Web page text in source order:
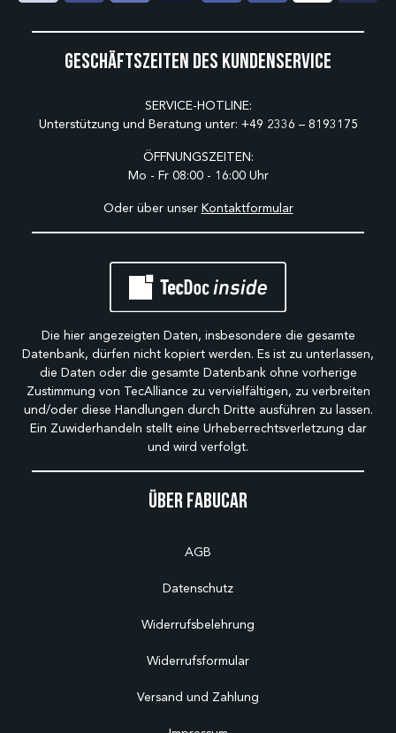
Über Fabucar
AGB
Datenschutz
Widerrufsbelehrung
Widerrufsformular
Versand und Zahlung
Geschäftszeiten des Kundenservice
SERVICE-HOTLINE:
Unterstützung und Beratung unter: +49 2336 – 8193175
ÖFFNUNGSZEITEN:
Mo - Fr 08:00 - 16:00 Uhr
Oder über unser Kontaktformular
Die hier angezeigten Daten, insbesondere die gesamte
Datenbank, dürfen nicht kopiert werden. Es ist zu unterlassen,
die Daten oder die gesamte Datenbank ohne vorherige
Zustimmung von TecAlliance zu vervielfältigen, zu verbreiten
und/oder diese Handlungen durch Dritte ausführen zu lassen.
Ein Zuwiderhandeln stellt eine Urheberrechtsverletzung dar
und wird verfolgt.